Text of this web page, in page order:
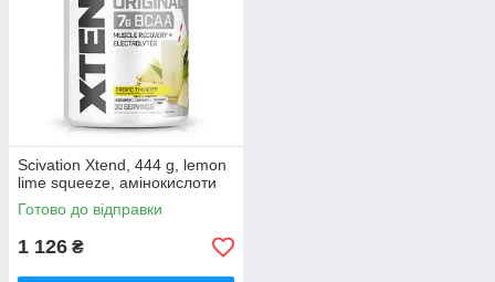
Scivation Xtend, 444 g, lemon
lime squeeze, амінокислоти
Готово до відправки
1 126 ₴